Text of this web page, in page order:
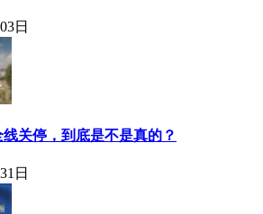
日
关停，到底是不是真的？
日